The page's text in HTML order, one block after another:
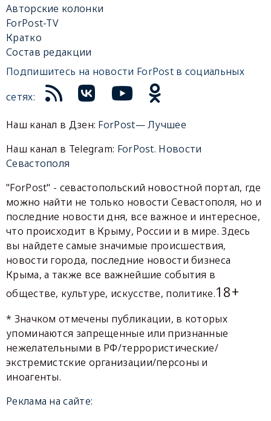
Авторские колонки
ForPost-TV
Кратко
Состав редакции
Подпишитесь на новости ForPost в социальных
сетях:
Наш канал в Дзен: ForPost— Лучшее
Наш канал в Telegram: ForPost. Новости
Севастополя
"ForPost" - севастопольский новостной портал, где
можно найти не только новости Севастополя, но и
последние новости дня, все важное и интересное,
что происходит в Крыму, России и в мире. Здесь
вы найдете самые значимые происшествия,
новости города, последние новости бизнеса
Крыма, а также все важнейшие события в
обществе, культуре, искусстве, политике.18+
* Значком отмечены публикации, в которых
упоминаются запрещенные или признанные
нежелательными в РФ/террористические/
экстремистские организации/персоны и
иноагенты.
Реклама на сайте: